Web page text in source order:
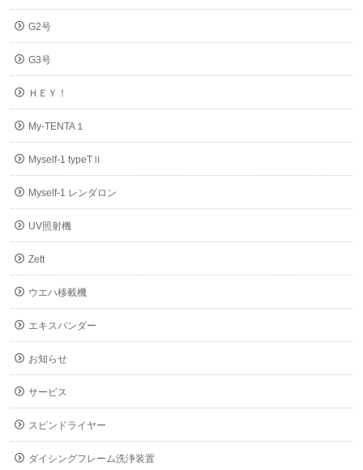
G2号
G3号
ＨＥＹ！
My-TENTA１
Myself-1 typeTⅡ
Myself-1 レンダロン
UV照射機
Zett
ウエハ移載機
エキスパンダー
お知らせ
サービス
スピンドライヤー
ダイシングフレーム洗浄装置